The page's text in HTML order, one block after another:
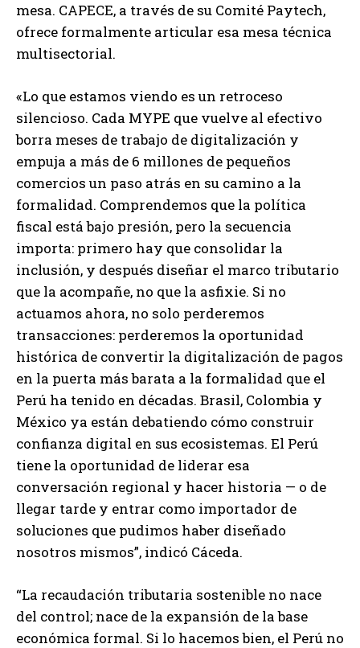
mesa. CAPECE, a través de su Comité Paytech,
ofrece formalmente articular esa mesa técnica
multisectorial.
«Lo que estamos viendo es un retroceso
silencioso. Cada MYPE que vuelve al efectivo
borra meses de trabajo de digitalización y
empuja a más de 6 millones de pequeños
comercios un paso atrás en su camino a la
formalidad. Comprendemos que la política
fiscal está bajo presión, pero la secuencia
importa: primero hay que consolidar la
inclusión, y después diseñar el marco tributario
que la acompañe, no que la asfixie. Si no
actuamos ahora, no solo perderemos
transacciones: perderemos la oportunidad
histórica de convertir la digitalización de pagos
en la puerta más barata a la formalidad que el
Perú ha tenido en décadas. Brasil, Colombia y
México ya están debatiendo cómo construir
confianza digital en sus ecosistemas. El Perú
tiene la oportunidad de liderar esa
conversación regional y hacer historia — o de
llegar tarde y entrar como importador de
soluciones que pudimos haber diseñado
nosotros mismos”, indicó Cáceda.
“La recaudación tributaria sostenible no nace
del control; nace de la expansión de la base
económica formal. Si lo hacemos bien, el Perú no